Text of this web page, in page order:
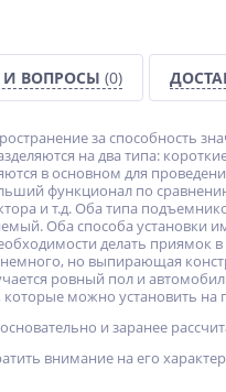
ВОПРОСЫ (0)
за способность
на два типа:
в основном для
функционал по
и т.д. Оба типа
Оба способа установки
делать
немного, но выпирающая
ровный пол и
можно установить на
и заранее
внимание на его